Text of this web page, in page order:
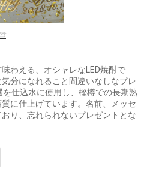
わえる、オシャレなLED焼酎で
分になれること間違いなしなプレ
仕込水に使用し、樫樽での長期熟
に仕上げています。名前、メッセ
り、忘れられないプレゼントとな